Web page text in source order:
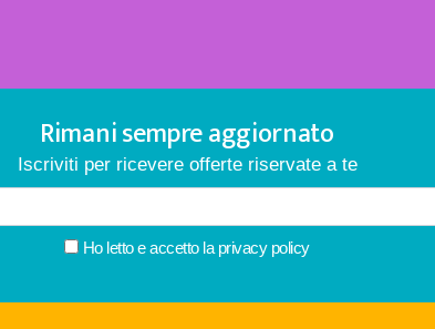
Rimani sempre aggiornato
Iscriviti per ricevere offerte riservate a te
Ho letto e accetto la privacy policy